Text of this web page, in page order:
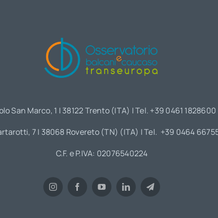
San Marco, 1 | 38122 Trento (ITA) | Tel. +39 0461 1828600
7 | 38068 Rovereto (TN) (ITA) | Tel. +39 0464
C.F. e P.IVA: 02076540224